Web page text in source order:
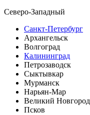
Северо-Западный
Санкт-Петербург
Архангельск
Волгоград
Калининград
Петрозаводск
Сыктывкар
Мурманск
Нарьян-Мар
Великий Новгород
Псков